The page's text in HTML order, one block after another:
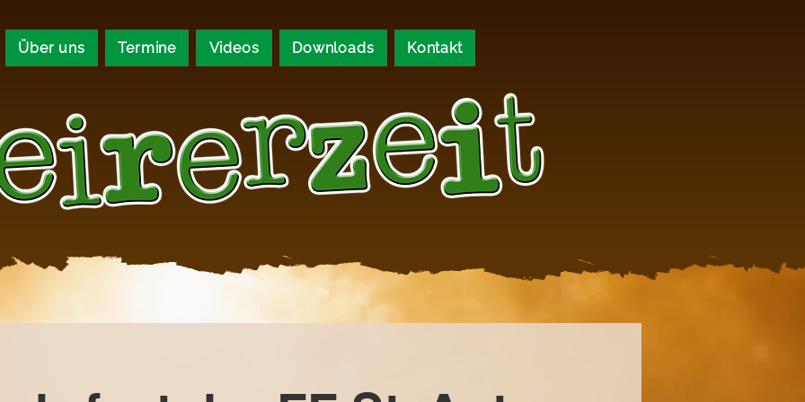
Über uns Termine Videos Downloads Kontakt